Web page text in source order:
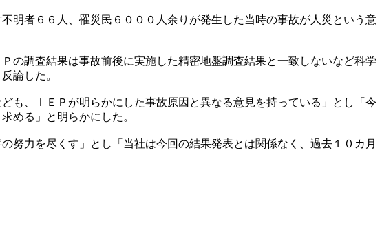
明者６６人、罹災民６０００人余りが発生した当時の事故が人災という意
の調査結果は事故前後に実施した精密地盤調査結果と一致しないなど科学
論した。
も、ＩＥＰが明らかにした事故原因と異なる意見を持っている」とし「今
める」と明らかにした。
努力を尽くす」とし「当社は今回の結果発表とは関係なく、過去１０カ月